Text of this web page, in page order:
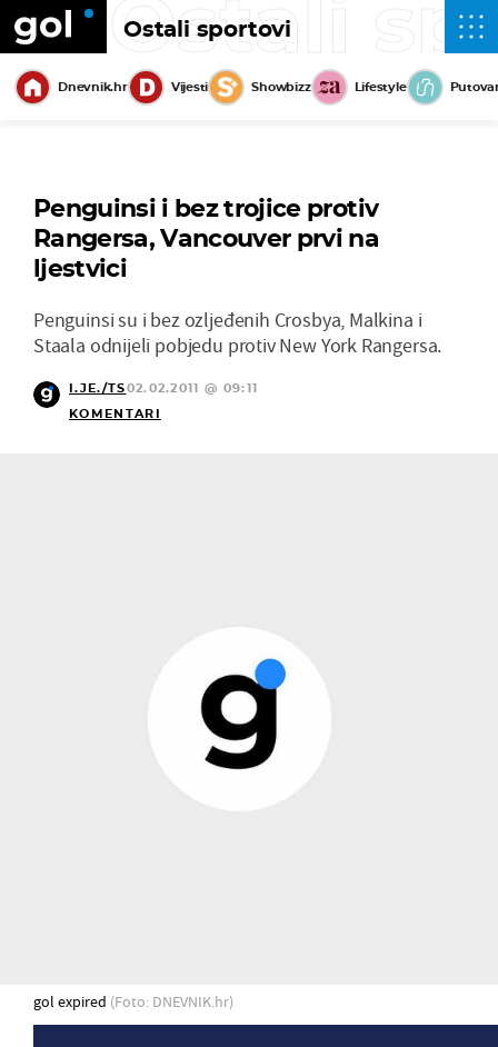
Ostali sportovi
Ostali
Dnevnik.hr Vijesti Showbizz Lifestyle
Penguinsi i bez trojice protiv
Rangersa, Vancouver prvi na
ljestvici
Penguinsi su i bez ozljeđenih Crosbya, Malkina i
Staala odnijeli pobjedu protiv New York Rangersa.
I.JE./TS02.02.2011 @ 09:11
KOMENTARI
gol expired (Foto: DNEVNIK.hr)